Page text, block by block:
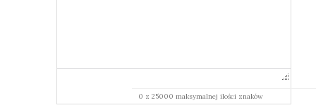
0 z 25000 maksymalnej ilości znaków